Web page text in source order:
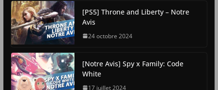
[PS5] Throne and Liberty – Notre
Avis
24 octobre 2024
[Notre Avis] Spy x Family: Code
White
17 juillet 2024